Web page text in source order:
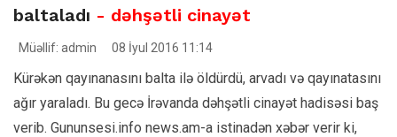
baltaladı - dəhşətli cinayət
Müəllif: admin 08 İyul 2016 11:14
Kürəkən qayınanasını balta ilə öldürdü, arvadı və qayınatasını
ağır yaraladı. Bu gecə İrəvanda dəhşətli cinayət hadisəsi baş
verib. Gununsesi.info news.am-a istinadən xəbər verir ki,